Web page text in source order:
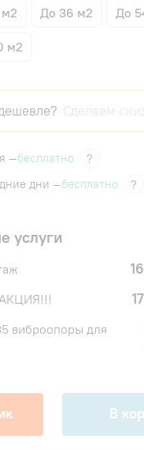
До 36 м2 До
м2
Сделаем
—бесплатно
?
дни —бесплатно ?
услуги
виброопоры для
В